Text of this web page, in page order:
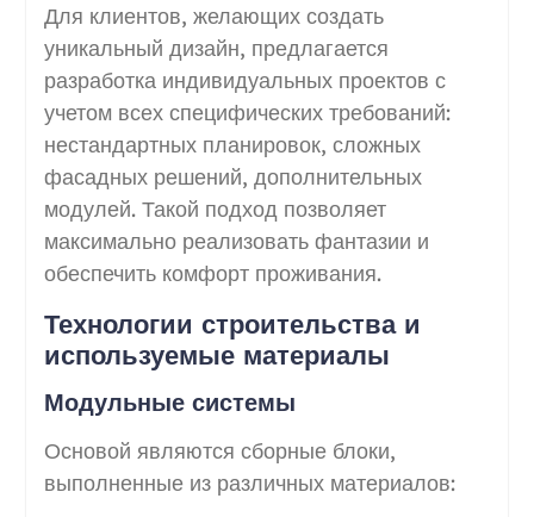
Для клиентов, желающих создать
уникальный дизайн, предлагается
разработка индивидуальных проектов с
учетом всех специфических требований:
нестандартных планировок, сложных
фасадных решений, дополнительных
модулей. Такой подход позволяет
максимально реализовать фантазии и
обеспечить комфорт проживания.
Технологии строительства и
используемые материалы
Модульные системы
Основой являются сборные блоки,
выполненные из различных материалов: